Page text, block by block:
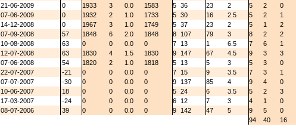
21-06-2009 0 1933 3 0.0 1583 5 36 23 2 5 2 0
07-06-2009 0 1932 2 1.0 1733 5 30 16 2.5 5 2 1
14-12-2008 0 1967 3 1.0 1749 5 37 23 2 5 1 2
07-09-2008 57 1848 6 2.0 1848 8 107 79 3 8 2 2
10-08-2008 63 0 0 0.0 0 7 13 1 6.5 7 6 1
12-07-2008 63 1830 4 1.5 1830 9 147 67 4.5 9 3 3
07-06-2008 54 1820 2 1.0 1818 5 13 5 3 5 3 0
22-07-2007 -21 0 0 0.0 0 7 15 9 3.5 7 3 1
07-07-2007 -30 0 0 0.0 0 9 137 85 4 9 4 0
10-06-2007 18 0 0 0.0 0 5 24 6 3.5 5 2 3
17-03-2007 -24 0 0 0.0 0 6 12 7 3 4 1 0
08-07-2006 39 0 0 0.0 0 9 142 47 5 9 5 0
94
40 16